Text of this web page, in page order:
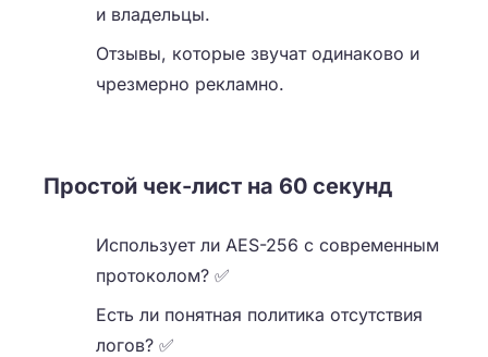
и владельцы.
Отзывы, которые звучат одинаково и
чрезмерно рекламно.
Простой чек-лист на 60 секунд
Использует ли AES-256 с современным
протоколом? ✅
Есть ли понятная политика отсутствия
логов? ✅